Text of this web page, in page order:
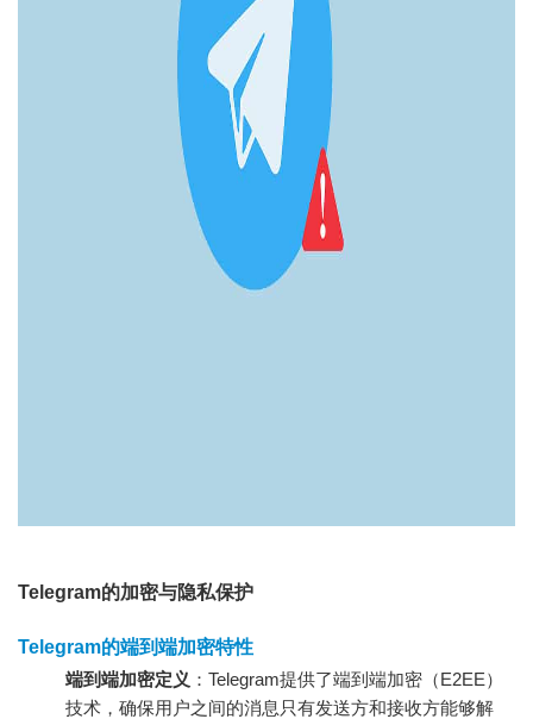
Telegram的加密与隐私保护
Telegram的端到端加密特性
端到端加密定义 ：Telegram提供了端到端加密（E2EE）
技术，确保用户之间的消息只有发送方和接收方能够解